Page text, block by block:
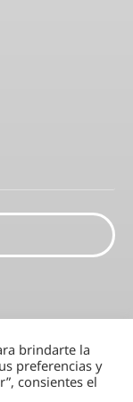
brindarte la
preferencias y
consientes el